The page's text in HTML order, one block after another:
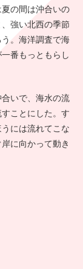
の間は沖合いの
強い北西の季節
。海洋調査で海
番もっともらし
いで、海水の流
ことにした。す
には流れてこな
に向かって動き